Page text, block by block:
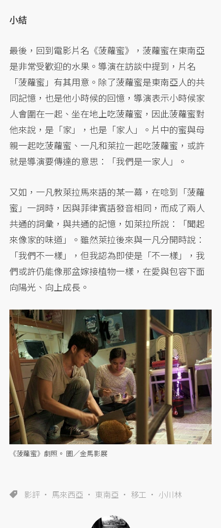
小結
最後，回到電影片名《菠蘿蜜》，菠蘿蜜在東南亞
是非常受歡迎的水果。導演在訪談中提到，片名
「菠蘿蜜」有其用意。除了菠蘿蜜是東南亞人的共
同記憶，也是他小時候的回憶，導演表示小時候家
人會圍在一起、坐在地上吃菠蘿蜜，因此菠蘿蜜對
他來說，是「家」，也是「家人」。片中的蜜與母
親一起吃菠蘿蜜、一凡和萊拉一起吃菠蘿蜜，或許
就是導演要傳達的意思：「我們是一家人」。
又如，一凡教萊拉馬來語的某一幕，在唸到「菠蘿
蜜」一詞時，因與菲律賓語發音相同，而成了兩人
共通的詞彙，與共通的記憶，如萊拉所說：「聞起
來像家的味道」。雖然萊拉後來與一凡分開時說：
「我們不一樣」，但我認為即使是「不一樣」，我
們或許仍能像那盆嫁接植物一樣，在愛與包容下面
向陽光、向上成長。
《菠蘿蜜》劇照。 圖／金馬影展
影評 馬來西亞 東南亞 移工 小川林